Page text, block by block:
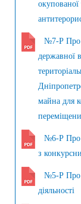
окупованої
№7-Р Про
державної
майна для
№6-Р Про
з
№5-Р Про
діяльності